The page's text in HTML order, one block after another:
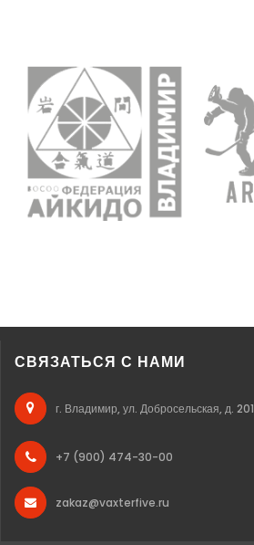
СВЯЗАТЬСЯ С НАМИ
г. Владимир, ул. Добросельская, д. 201
+7 (900) 474-30-00
zakaz@vaxterfive.ru